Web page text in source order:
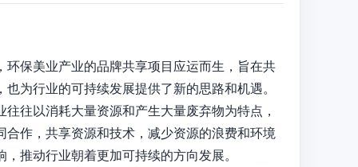
保美业产业的品牌共享项目应运而生，旨在共
为行业的可持续发展提供了新的思路和机遇。
往以消耗大量资源和产生大量废弃物为特点，
作，共享资源和技术，减少资源的浪费和环境
推动行业朝着更加可持续的方向发展。